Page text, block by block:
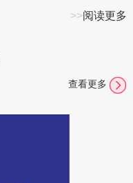
>>阅读更多
查看更多